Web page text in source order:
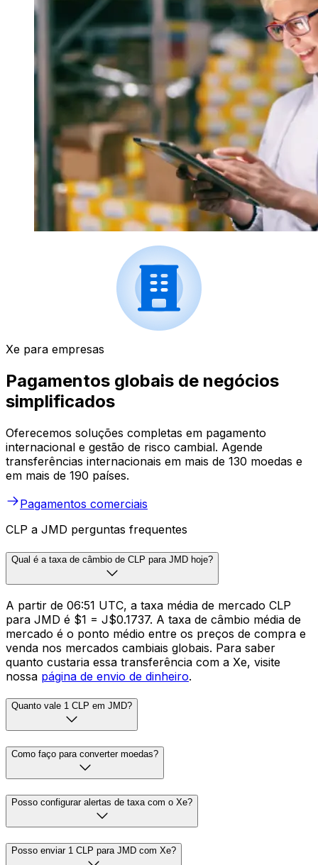
Xe para empresas
Pagamentos globais de negócios
simplificados
Oferecemos soluções completas em pagamento
internacional e gestão de risco cambial. Agende
transferências internacionais em mais de 130 moedas e
em mais de 190 países.
Pagamentos comerciais
CLP a JMD perguntas frequentes
Qual é a taxa de câmbio de CLP para JMD hoje?
A partir de 06:51 UTC, a taxa média de mercado CLP
para JMD é $1 = J$0.1737. A taxa de câmbio média de
mercado é o ponto médio entre os preços de compra e
venda nos mercados cambiais globais. Para saber
quanto custaria essa transferência com a Xe, visite
nossa página de envio de dinheiro.
Quanto vale 1 CLP em JMD?
Como faço para converter moedas?
Posso configurar alertas de taxa com o Xe?
Posso enviar 1 CLP para JMD com Xe?